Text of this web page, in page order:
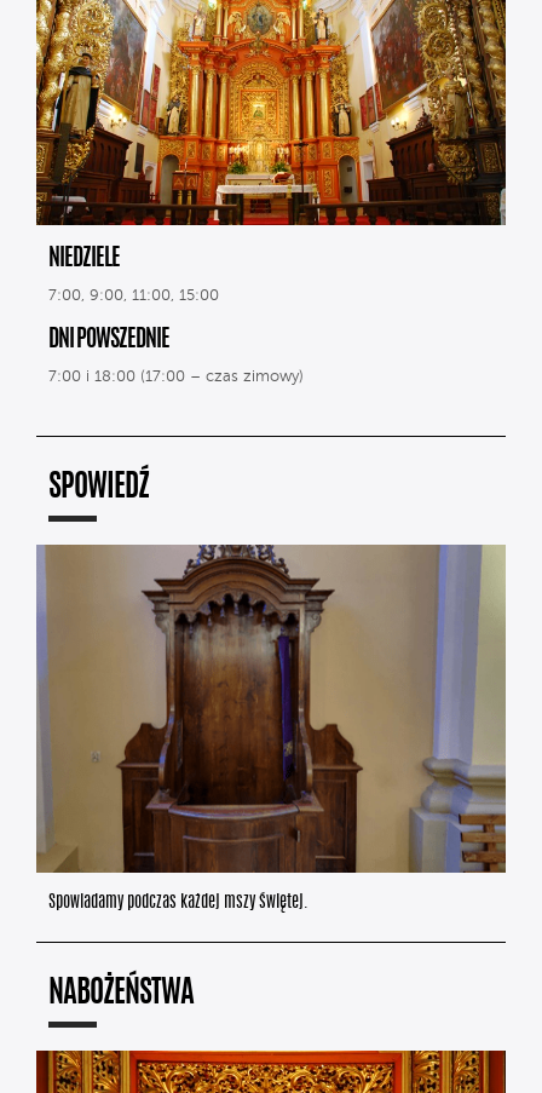
NIEDZIELE
7:00, 9:00, 11:00, 15:00
DNI POWSZEDNIE
7:00 i 18:00 (17:00 – czas zimowy)
SPOWIEDŹ
Spowiadamy podczas każdej mszy świętej.
NABOŻEŃSTWA